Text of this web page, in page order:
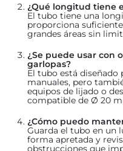
¿Qué longitud tiene
El tubo tiene una
proporciona
grandes áreas sin
¿Se puede usar con
garlopas?
El tubo está
manuales, pero
equipos de lijado o
compatible de Ø 20
¿Cómo puedo
Guarda el tubo en un
forma apretada y
obstrucciones que